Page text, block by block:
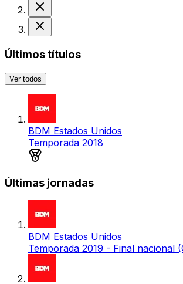
Últimos títulos
Ver todos
BDM Estados Unidos
Temporada 2018
Últimas jornadas
BDM Estados Unidos
Temporada 2019 - Final nacional